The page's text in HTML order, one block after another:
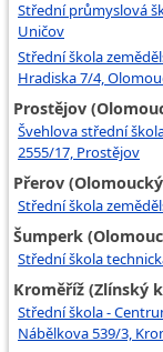
Střední průmyslová
Uničov
Střední škola
Hradiska 7/4,
Prostějov
Švehlova střední
2555/17, Prostějov
Přerov
Střední škola
Šumperk
Střední škola
Kroměříž (Zlínský
Střední škola -
Nábělkova 539/3,